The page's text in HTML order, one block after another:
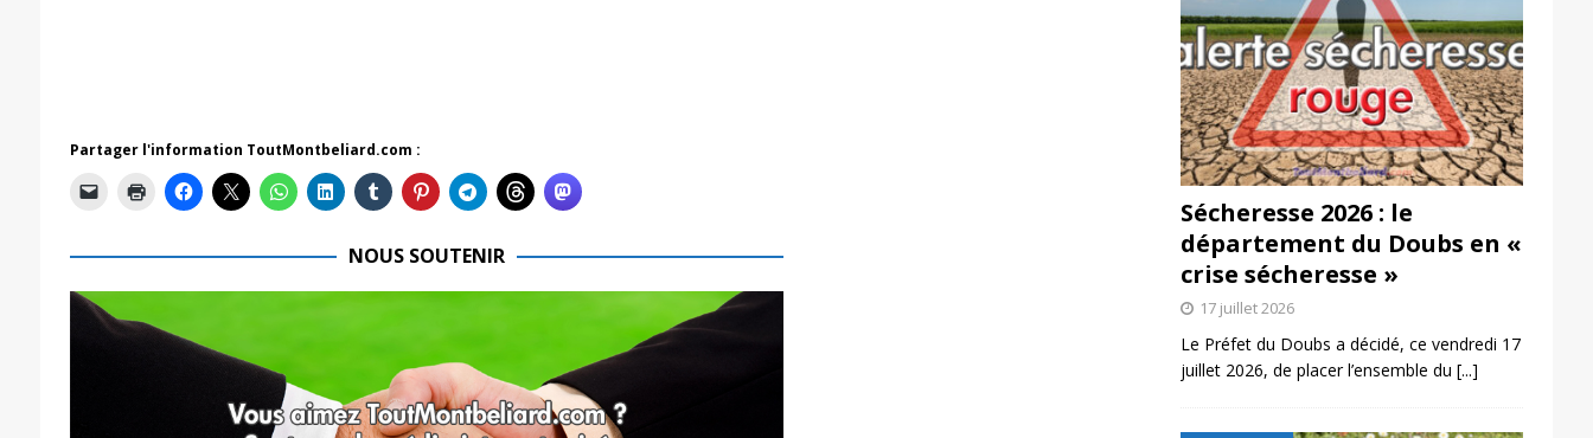
Partager l'information ToutMontbeliard.com :
NOUS SOUTENIR
Sécheresse 2026 : le
département du Doubs en «
crise sécheresse »
17 juillet 2026
Le Préfet du Doubs a décidé, ce vendredi 17
juillet 2026, de placer l’ensemble du [...]